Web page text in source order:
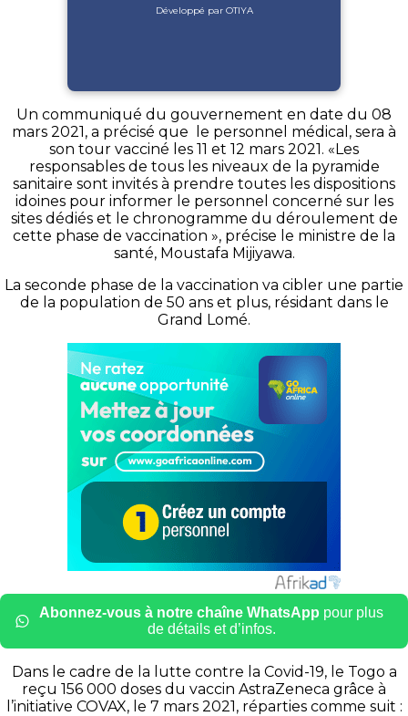
Développé par OTIYA
Un communiqué du gouvernement en date du 08
mars 2021, a précisé que le personnel médical, sera à
son tour vacciné les 11 et 12 mars 2021. «Les
responsables de tous les niveaux de la pyramide
sanitaire sont invités à prendre toutes les dispositions
idoines pour informer le personnel concerné sur les
sites dédiés et le chronogramme du déroulement de
cette phase de vaccination », précise le ministre de la
santé, Moustafa Mijiyawa.
La seconde phase de la vaccination va cibler une partie
de la population de 50 ans et plus, résidant dans le
Grand Lomé.
Abonnez-vous à notre chaîne WhatsApp pour plus
de détails et d’infos.
Dans le cadre de la lutte contre la Covid-19, le Togo a
reçu 156 000 doses du vaccin AstraZeneca grâce à
l’initiative COVAX, le 7 mars 2021, réparties comme suit :